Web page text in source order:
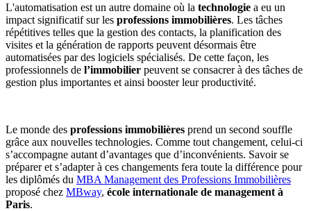
L'automatisation est un autre domaine où la technologie a eu un
impact significatif sur les professions immobilières. Les tâches
répétitives telles que la gestion des contacts, la planification des
visites et la génération de rapports peuvent désormais être
automatisées par des logiciels spécialisés. De cette façon, les
professionnels de l’immobilier peuvent se consacrer à des tâches de
gestion plus importantes et ainsi booster leur productivité.
Le monde des professions immobilières prend un second souffle
grâce aux nouvelles technologies. Comme tout changement, celui-ci
s’accompagne autant d’avantages que d’inconvénients. Savoir se
préparer et s’adapter à ces changements fera toute la différence pour
les diplômés du MBA Management des Professions Immobilières
proposé chez MBway, école internationale de management à
Paris.